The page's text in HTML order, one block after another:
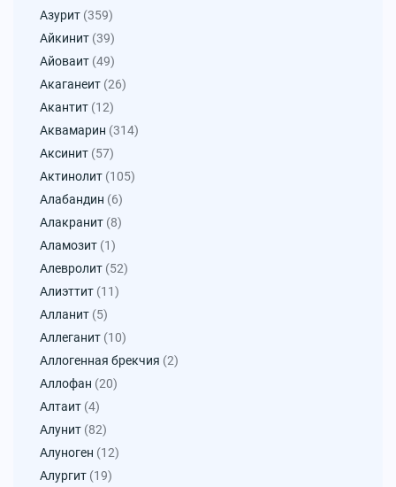
Азурит (359)
Айкинит (39)
Айоваит (49)
Акаганеит (26)
Акантит (12)
Аквамарин (314)
Аксинит (57)
Актинолит (105)
Алабандин (6)
Алакранит (8)
Аламозит (1)
Алевролит (52)
Алиэттит (11)
Алланит (5)
Аллеганит (10)
Аллогенная брекчия (2)
Аллофан (20)
Алтаит (4)
Алунит (82)
Алуноген (12)
Алургит (19)